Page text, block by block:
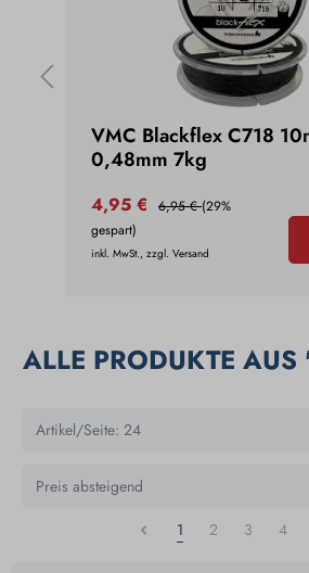
VMC Blackflex C718
0,48mm 7kg
4,95 € 6,95 €(29%
gespart)
inkl. MwSt., zzgl. Versand
ALLE PRODUKTE
1 2 3 4